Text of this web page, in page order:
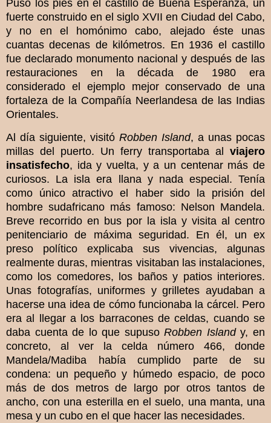
Puso los pies en el castillo de Buena Esperanza, un
fuerte construido en el siglo XVII en Ciudad del Cabo,
y no en el homónimo cabo, alejado éste unas
cuantas decenas de kilómetros. En 1936 el castillo
fue declarado monumento nacional y después de las
restauraciones en la década de 1980 era
considerado el ejemplo mejor conservado de una
fortaleza de la Compañía Neerlandesa de las Indias
Orientales.
Al día siguiente, visitó Robben Island, a unas pocas
millas del puerto. Un ferry transportaba al viajero
insatisfecho, ida y vuelta, y a un centenar más de
curiosos. La isla era llana y nada especial. Tenía
como único atractivo el haber sido la prisión del
hombre sudafricano más famoso: Nelson Mandela.
Breve recorrido en bus por la isla y visita al centro
penitenciario de máxima seguridad. En él, un ex
preso político explicaba sus vivencias, algunas
realmente duras, mientras visitaban las instalaciones,
como los comedores, los baños y patios interiores.
Unas fotografías, uniformes y grilletes ayudaban a
hacerse una idea de cómo funcionaba la cárcel. Pero
era al llegar a los barracones de celdas, cuando se
daba cuenta de lo que supusoRobben Islandy, en
concreto, al ver la celda número 466, donde
Mandela/Madiba había cumplido parte de su
condena: un pequeño y húmedo espacio, de poco
más de dos metros de largo por otros tantos de
ancho, con una esterilla en el suelo, una manta, una
mesa y un cubo en el que hacer las necesidades.